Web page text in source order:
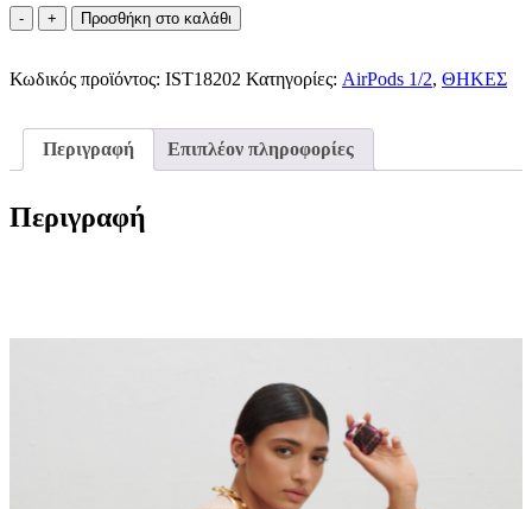
IDEAL
OF
-
Golden
Ruby
1/2
Προσθήκη στο καλάθι
Κωδικός προϊόντος: IST18202 Κατηγορίες: AirPods 1/2, ΘΗΚΕΣ
Περιγραφή Επιπλέον πληροφορίες
Περιγραφή